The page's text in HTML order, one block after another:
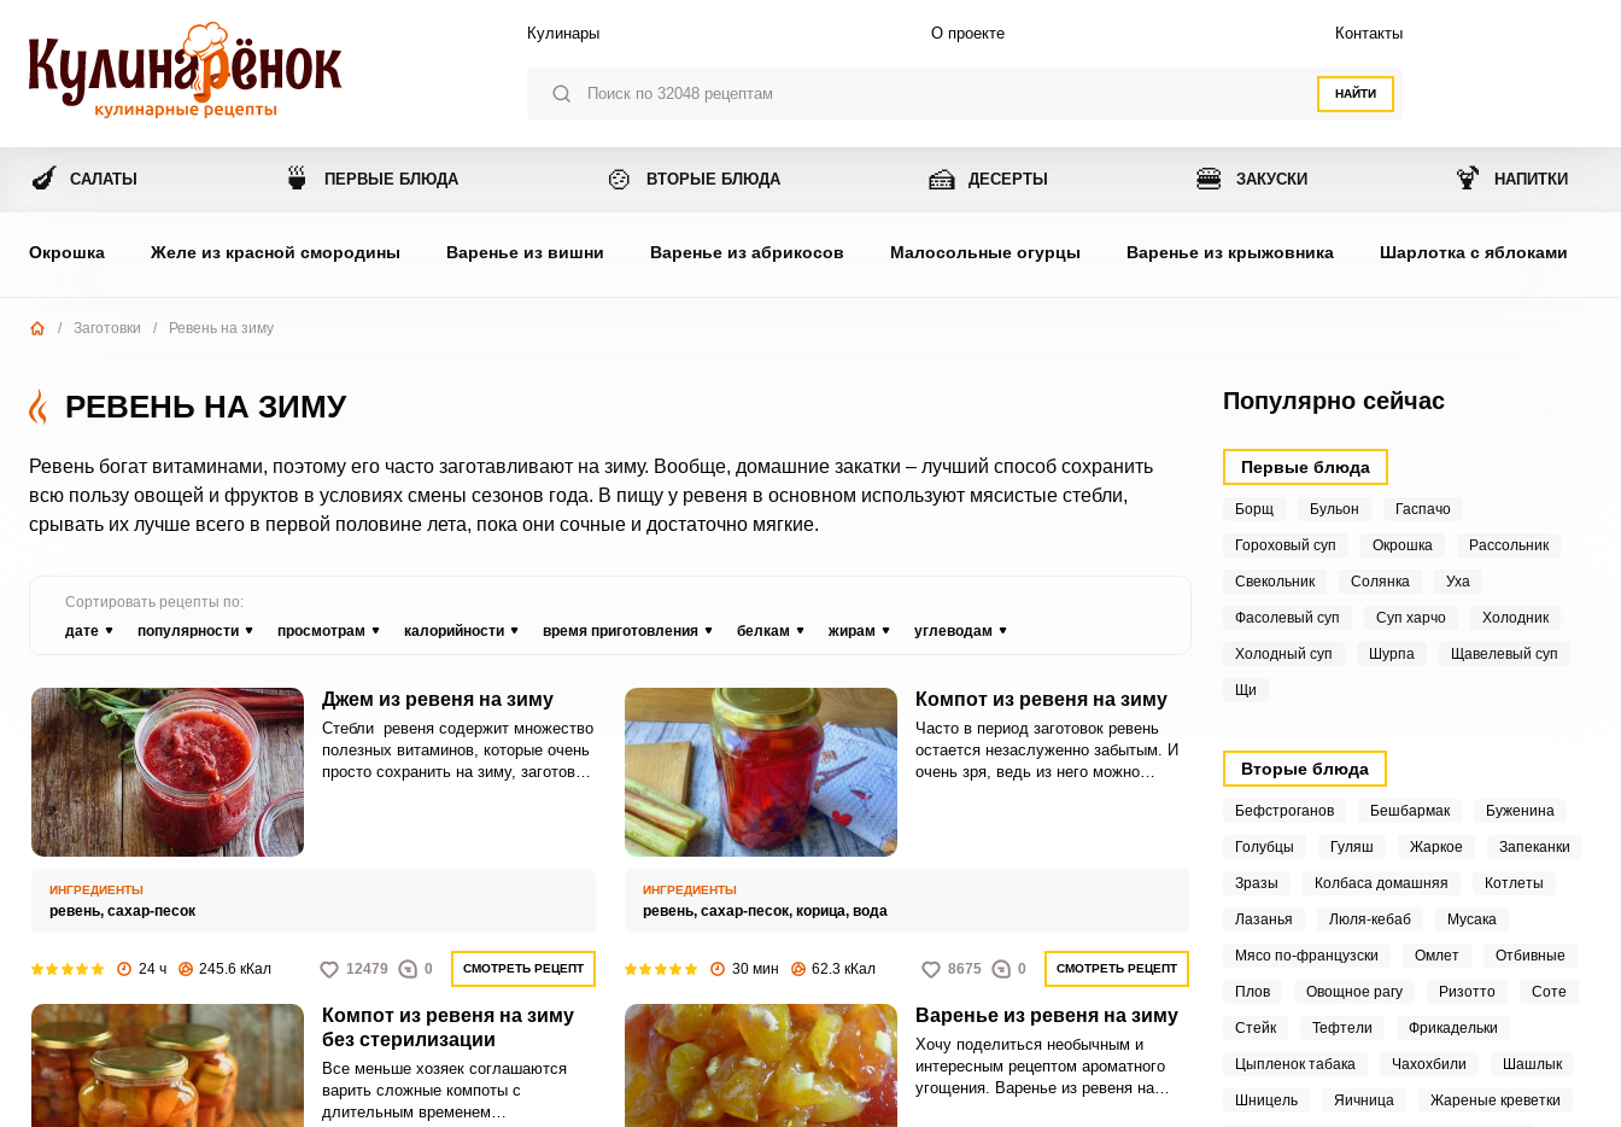
НАЙТИ
Кулинары О проекте Контакты
🍆 САЛАТЫ 🍵 ПЕРВЫЕ БЛЮДА 🍲 ВТОРЫЕ БЛЮДА 🍰 ДЕСЕРТЫ 🍔 ЗАКУСКИ 🍹 НАПИТКИ
Окрошка Желе из красной смородины Варенье из вишни Варенье из абрикосов Малосольные огурцы Варенье из крыжовника Шарлотка с яблоками
/ Заготовки / Ревень на зиму
РЕВЕНЬ НА ЗИМУ
Ревень богат витаминами, поэтому его часто заготавливают на зиму. Вообще, домашние закатки – лучший способ сохранить
всю пользу овощей и фруктов в условиях смены сезонов года. В пищу у ревеня в основном используют мясистые стебли,
срывать их лучше всего в первой половине лета, пока они сочные и достаточно мягкие.
Сортировать рецепты по:
дате
популярности просмотрам калорийности время приготовления белкам жирам углеводам
Джем из ревеня на зиму
Стебли ревеня содержит множество
полезных витаминов, которые очень
просто сохранить на зиму, заготовив
ИНГРЕДИЕНТЫ
ревень, сахар-песок
24 ч 245.6 кКал 12479 0 СМОТРЕТЬ РЕЦЕПТ
Компот из ревеня на зиму
Часто в период заготовок ревень
остается незаслуженно забытым. И
очень зря, ведь из него можно
ИНГРЕДИЕНТЫ
ревень, сахар-песок, корица, вода
30 мин 62.3 кКал 8675 0 СМОТРЕТЬ РЕЦЕПТ
Компот из ревеня на зиму
без стерилизации
Все меньше хозяек соглашаются
варить сложные компоты с
длительным временем
Варенье из ревеня на зиму
Хочу поделиться необычным и
интересным рецептом ароматного
угощения. Варенье из ревеня на
Популярно сейчас
Первые блюда
Борщ Бульон Гаспачо
Гороховый суп Окрошка Рассольник
Свекольник Солянка Уха
Фасолевый суп Суп харчо Холодник
Холодный суп Шурпа Щавелевый суп
Щи
Вторые блюда
Бефстроганов Бешбармак Буженина
Голубцы Гуляш Жаркое Запеканки
Зразы Колбаса домашняя Котлеты
Лазанья Люля-кебаб Мусака
Мясо по-французски Омлет Отбивные
Плов Овощное рагу Ризотто Соте
Стейк Тефтели Фрикадельки
Цыпленок табака Чахохбили Шашлык
Шницель Яичница Жареные креветки